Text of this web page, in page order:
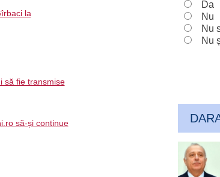
la
să fie transmise
să-și continue
Da
Nu
Nu
Nu